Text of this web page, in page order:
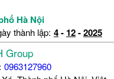
Hà Nội
thành lập: 4- 12-2025
Group
0963127960